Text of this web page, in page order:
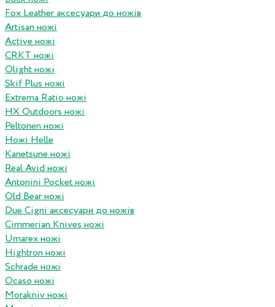
Fox Leather аксесуари до ножів
Artisan ножі
Active ножі
CRKT ножі
Olight ножі
Skif Plus ножі
Extrema Ratio ножі
HX Outdoors ножі
Peltonen ножі
Ножі Helle
Kanetsune ножі
Real Avid ножі
Antonini Pocket ножі
Old Bear ножі
Due Cigni аксесуари до ножів
Cimmerian Knives ножі
Umarex ножі
Hightron ножі
Schrade ножі
Ocaso ножі
Morakniv ножі